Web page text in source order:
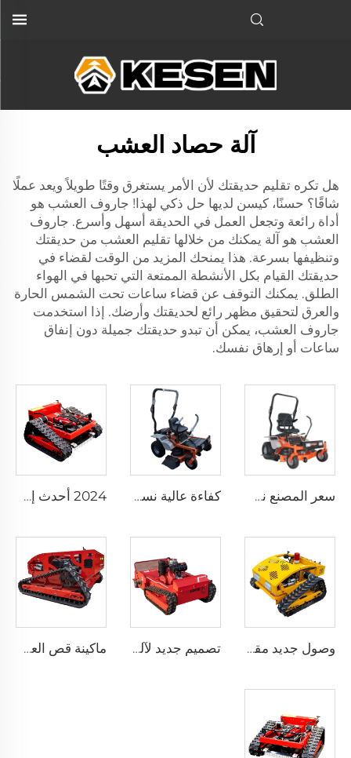
آلة حصاد العشب
هل تكره تقليم حديقتك لأن الأمر يستغرق وقتًا طويلاً ويعد عملًا
شاقًا؟ حسنًا، كيسن لديها حل ذكي لهذا! جاروف العشب هو
أداة رائعة وتجعل العمل في الحديقة أسهل وأسرع. جاروف
العشب هو آلة يمكنك من خلالها تقليم العشب من حديقتك
وتنظيفها بسرعة. هذا يمنحك المزيد من الوقت لقضاء في
حديقتك القيام بكل الأنشطة الممتعة التي تحبها في الهواء
الطلق. يمكنك التوقف عن قضاء ساعات تحت الشمس الحارة
والعرق لتحقيق مظهر رائع لحديقتك وأرضك. إذا استخدمت
جاروف العشب، يمكن أن تبدو حديقتك جميلة دون إنفاق
ساعات أو إرهاق نفسك.
سعر المصنع نسخة محدثة ماكينة قص العشب الموجه عن بعد للبيع ماكينة قص العشب الصفراء الدوران كفاءة عالية نسخة محدثة ماكينة قص العشب الجالس عليها للبيع ماكينة قص العشب الصفراء الدوران للحدائق 2024 أحدث إصدار توصيل سريع رخيص المower الموجه عن بعد الكهربائي والديزل
وصول جديد مقص عشب كهربائي ديزل صغير الحجم للمنزل المزود برأس حلق روبوتي لحصد العشب تصميم جديد لآلة قص العشب بمحرك ديزل قوي متعددة الاستخدامات مناسبة للمزارعين ماكينة قص العشب ذات نوعية جيدة بمحرك ديزل وبعجلات تحكم عن بعد